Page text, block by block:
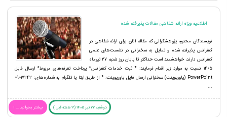
اطلاعیه ویژه ارائه شفاهی مقالات پذیرفته شده
نویسندگان محترم، پژوهشگرانی که مقاله آنان برای ارائه شفاهی در
کنفرانس پذیرفته شده و تمایل به سخنرانی در نشست‌های علمی
کنفرانس دارند، خواهشمند است حداکثر تا پایان روز شنبه ۲۷ تیرماه
۱۴۰۵ نسبت به موارد زیر اقدام فرمایند: * ثبت خدمات کنفرانس* پرداخت تعرفه‌های مربوط* ارسال فایل
PowerPoint (پاورپوینت) سخنرانی ارسال فایل پاورپوینت: * از طریق ایتا یا تلگرام به شماره‌های: 09017242
...
دوشنبه 22 تیر 1405 (3 هفته قبل ) بیشتر بخوانید ... !